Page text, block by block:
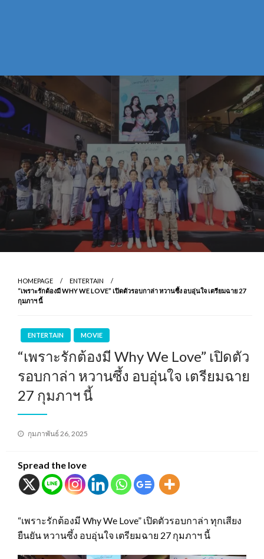
HOMEPAGE
ENTERTAIN
“เพราะรักต้องมี WHY WE LOVE” เปิดตัวรอบกาล่า หวานซึ้ง อบอุ่นใจ เตรียมฉาย 27
กุมภาฯ นี้
ENTERTAIN MOVIE
“เพราะรักต้องมี Why We Love” เปิดตัว
รอบกาล่า หวานซึ้ง อบอุ่นใจ เตรียมฉาย
27 กุมภาฯ นี้
Posted
กุมภาพันธ์ 26, 2025
Spread the love
“เพราะรักต้องมี Why We Love” เปิดตัวรอบกาล่า ทุกเสียง
ยืนยัน หวานซึ้ง อบอุ่นใจ เตรียมฉาย 27 กุมภาฯ นี้